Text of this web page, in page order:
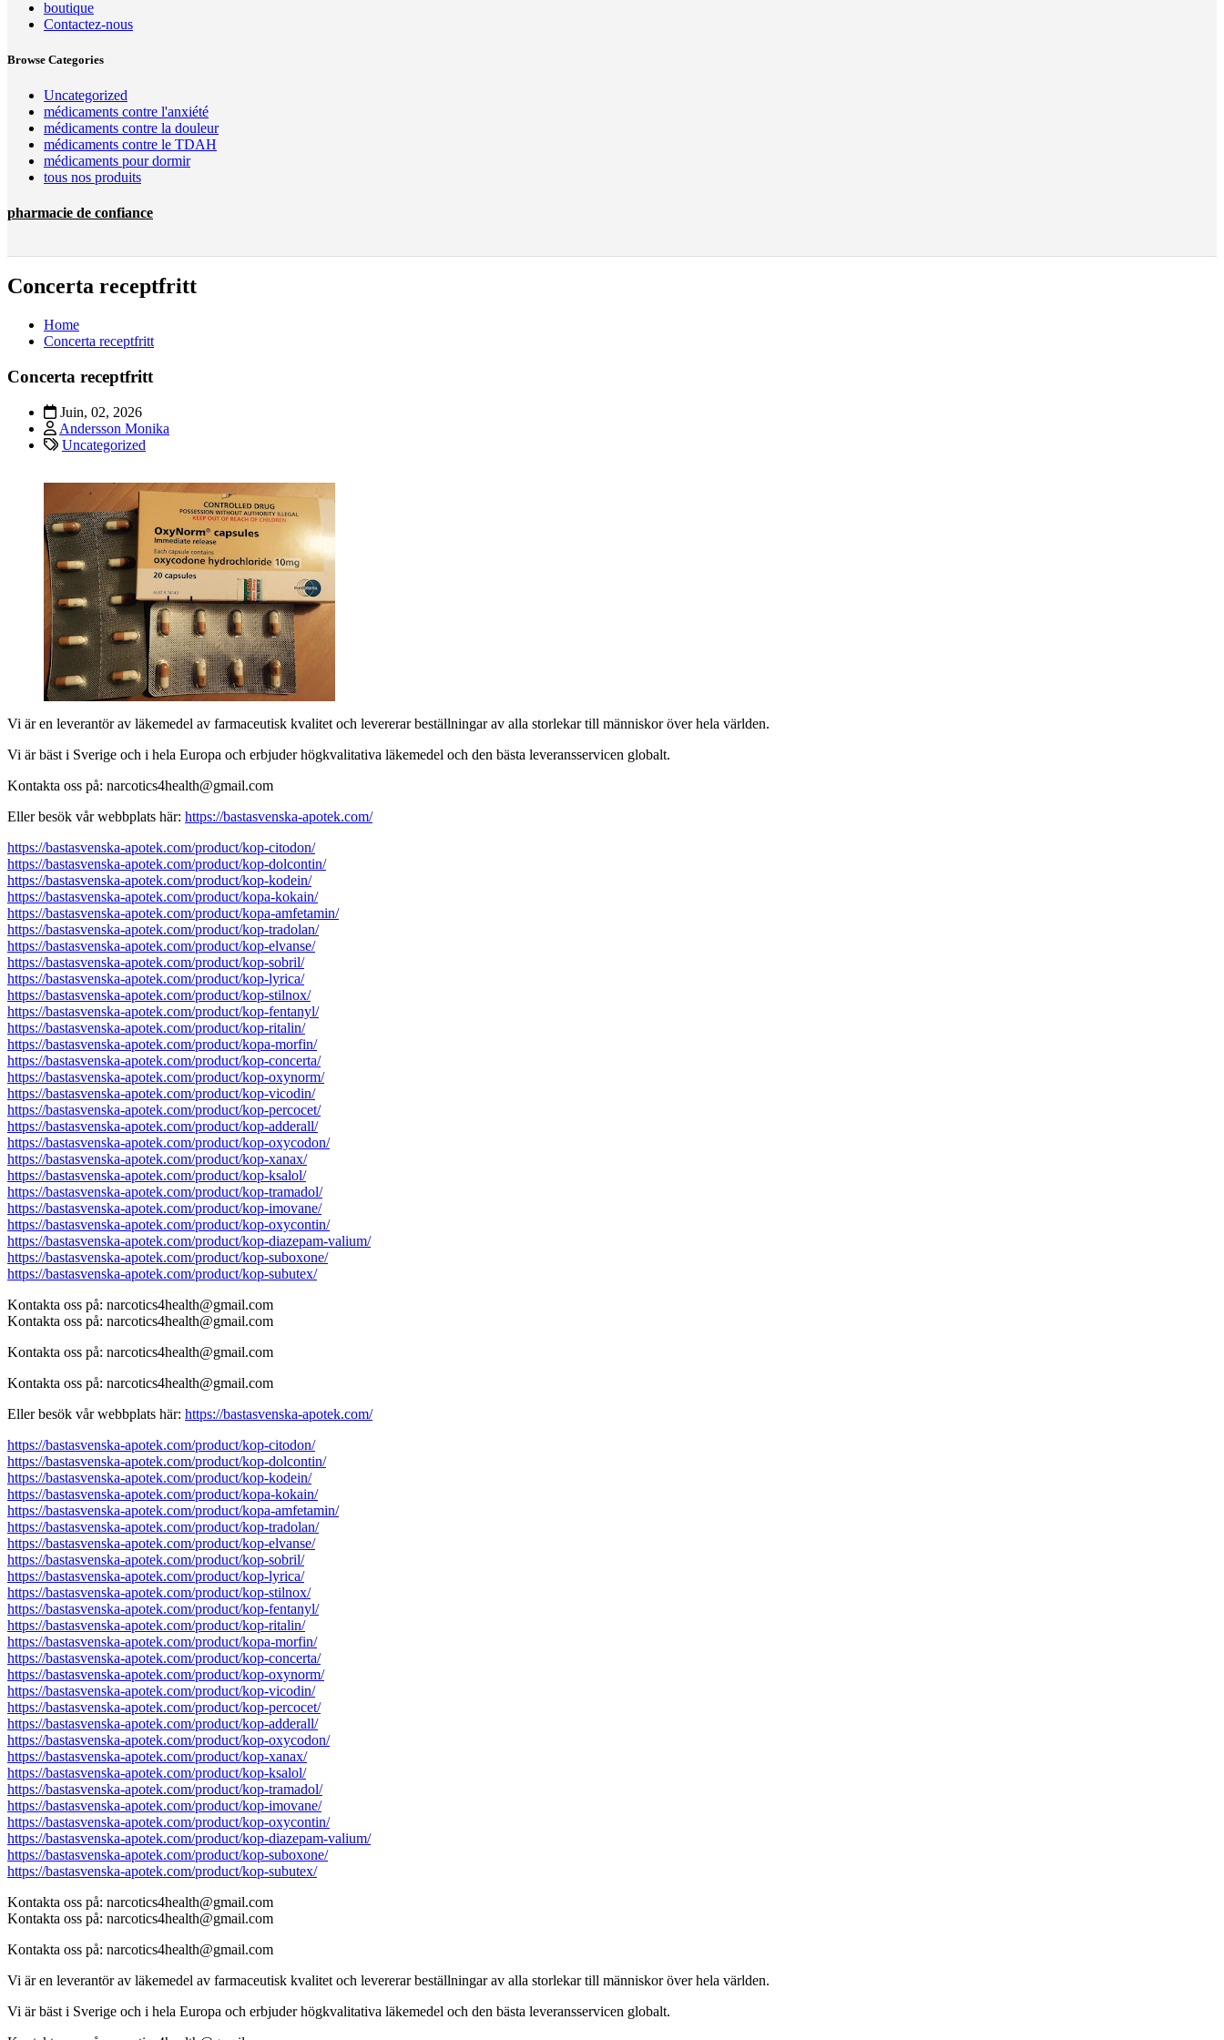
boutique
Contactez-nous
Browse Categories
Uncategorized
médicaments contre l'anxiété
médicaments contre la douleur
médicaments contre le TDAH
médicaments pour dormir
tous nos produits
pharmacie de confiance
Concerta receptfritt
Home
Concerta receptfritt
Concerta receptfritt
Juin, 02, 2026
Andersson Monika
Uncategorized
Vi är en leverantör av läkemedel av farmaceutisk kvalitet och levererar beställningar av alla storlekar till människor över hela världen.
Vi är bäst i Sverige och i hela Europa och erbjuder högkvalitativa läkemedel och den bästa leveransservicen globalt.
Kontakta oss på: narcotics4health@gmail.com
Eller besök vår webbplats här: https://bastasvenska-apotek.com/
https://bastasvenska-apotek.com/product/kop-citodon/
https://bastasvenska-apotek.com/product/kop-dolcontin/
https://bastasvenska-apotek.com/product/kop-kodein/
https://bastasvenska-apotek.com/product/kopa-kokain/
https://bastasvenska-apotek.com/product/kopa-amfetamin/
https://bastasvenska-apotek.com/product/kop-tradolan/
https://bastasvenska-apotek.com/product/kop-elvanse/
https://bastasvenska-apotek.com/product/kop-sobril/
https://bastasvenska-apotek.com/product/kop-lyrica/
https://bastasvenska-apotek.com/product/kop-stilnox/
https://bastasvenska-apotek.com/product/kop-fentanyl/
https://bastasvenska-apotek.com/product/kop-ritalin/
https://bastasvenska-apotek.com/product/kopa-morfin/
https://bastasvenska-apotek.com/product/kop-concerta/
https://bastasvenska-apotek.com/product/kop-oxynorm/
https://bastasvenska-apotek.com/product/kop-vicodin/
https://bastasvenska-apotek.com/product/kop-percocet/
https://bastasvenska-apotek.com/product/kop-adderall/
https://bastasvenska-apotek.com/product/kop-oxycodon/
https://bastasvenska-apotek.com/product/kop-xanax/
https://bastasvenska-apotek.com/product/kop-ksalol/
https://bastasvenska-apotek.com/product/kop-tramadol/
https://bastasvenska-apotek.com/product/kop-imovane/
https://bastasvenska-apotek.com/product/kop-oxycontin/
https://bastasvenska-apotek.com/product/kop-diazepam-valium/
https://bastasvenska-apotek.com/product/kop-suboxone/
https://bastasvenska-apotek.com/product/kop-subutex/
Kontakta oss på: narcotics4health@gmail.com
Kontakta oss på: narcotics4health@gmail.com
Kontakta oss på: narcotics4health@gmail.com
Kontakta oss på: narcotics4health@gmail.com
Eller besök vår webbplats här: https://bastasvenska-apotek.com/
https://bastasvenska-apotek.com/product/kop-citodon/
https://bastasvenska-apotek.com/product/kop-dolcontin/
https://bastasvenska-apotek.com/product/kop-kodein/
https://bastasvenska-apotek.com/product/kopa-kokain/
https://bastasvenska-apotek.com/product/kopa-amfetamin/
https://bastasvenska-apotek.com/product/kop-tradolan/
https://bastasvenska-apotek.com/product/kop-elvanse/
https://bastasvenska-apotek.com/product/kop-sobril/
https://bastasvenska-apotek.com/product/kop-lyrica/
https://bastasvenska-apotek.com/product/kop-stilnox/
https://bastasvenska-apotek.com/product/kop-fentanyl/
https://bastasvenska-apotek.com/product/kop-ritalin/
https://bastasvenska-apotek.com/product/kopa-morfin/
https://bastasvenska-apotek.com/product/kop-concerta/
https://bastasvenska-apotek.com/product/kop-oxynorm/
https://bastasvenska-apotek.com/product/kop-vicodin/
https://bastasvenska-apotek.com/product/kop-percocet/
https://bastasvenska-apotek.com/product/kop-adderall/
https://bastasvenska-apotek.com/product/kop-oxycodon/
https://bastasvenska-apotek.com/product/kop-xanax/
https://bastasvenska-apotek.com/product/kop-ksalol/
https://bastasvenska-apotek.com/product/kop-tramadol/
https://bastasvenska-apotek.com/product/kop-imovane/
https://bastasvenska-apotek.com/product/kop-oxycontin/
https://bastasvenska-apotek.com/product/kop-diazepam-valium/
https://bastasvenska-apotek.com/product/kop-suboxone/
https://bastasvenska-apotek.com/product/kop-subutex/
Kontakta oss på: narcotics4health@gmail.com
Kontakta oss på: narcotics4health@gmail.com
Kontakta oss på: narcotics4health@gmail.com
Vi är en leverantör av läkemedel av farmaceutisk kvalitet och levererar beställningar av alla storlekar till människor över hela världen.
Vi är bäst i Sverige och i hela Europa och erbjuder högkvalitativa läkemedel och den bästa leveransservicen globalt.